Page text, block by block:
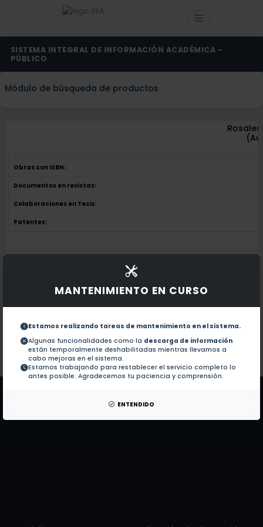
MANTENIMIENTO EN CURSO
Estamos realizando tareas de mantenimiento en el sistema.
Algunas funcionalidades como la descarga de información
están temporalmente deshabilitadas mientras llevamos a
cabo mejoras en el sistema.
Estamos trabajando para restablecer el servicio completo lo
antes posible. Agradecemos tu paciencia y comprensión.
ENTENDIDO
SISTEMA INTEGRAL DE INFORMACIÓN ACADÉMICA -
PÚBLICO
Módulo de búsqueda de productos
Obras con ISBN:
Documentos en revistas:
Colaboraciones en Tesis:
Patentes:
No hay revistas de este autor.
Colaboraciones en Tesis:
Crecimiento de los niños con síndrome
Patentes: No hay patentes de este autor.